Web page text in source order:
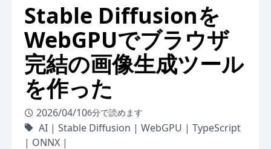
Stable Diffusionを
WebGPUでブラウザ
完結の画像生成ツール
を作った
2026/04/106分で読めます
AI | Stable Diffusion | WebGPU | TypeScript
| ONNX |